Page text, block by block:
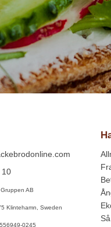
10
AB
Klintehamn, Sweden
0245